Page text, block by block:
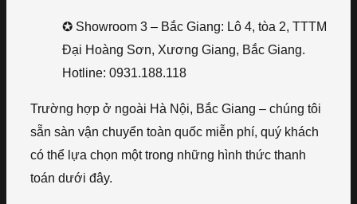
✪ Showroom 3 – Bắc Giang: Lô 4, tòa 2, TTTM
Đại Hoàng Sơn, Xương Giang, Bắc Giang.
Hotline: 0931.188.118
Trường hợp ở ngoài Hà Nội, Bắc Giang – chúng tôi
sẵn sàn vận chuyển toàn quốc miễn phí, quý khách
có thể lựa chọn một trong những hình thức thanh
toán dưới đây.